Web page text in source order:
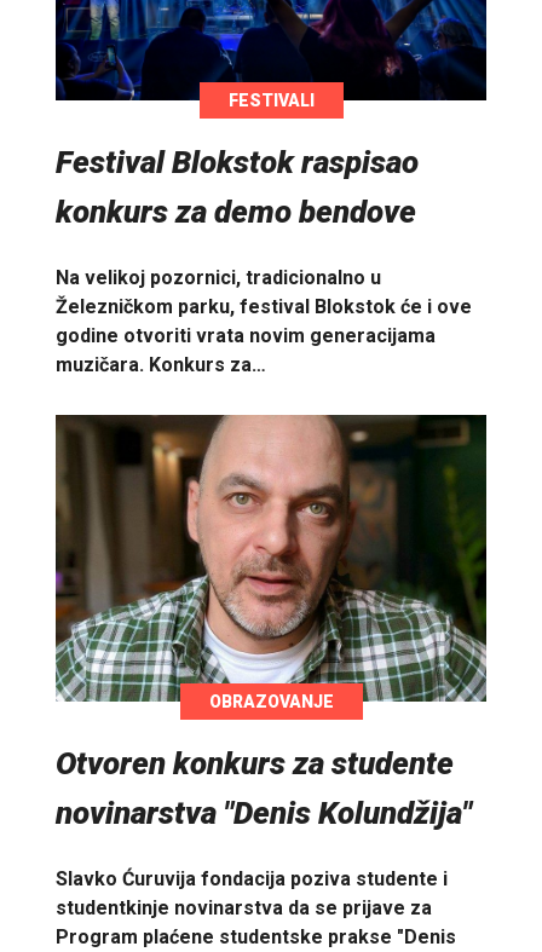
FESTIVALI
Festival Blokstok raspisao
konkurs za demo bendove
Na velikoj pozornici, tradicionalno u
Železničkom parku, festival Blokstok će i ove
godine otvoriti vrata novim generacijama
muzičara. Konkurs za…
OBRAZOVANJE
Otvoren konkurs za studente
novinarstva "Denis Kolundžija"
Slavko Ćuruvija fondacija poziva studente i
studentkinje novinarstva da se prijave za
Program plaćene studentske prakse "Denis